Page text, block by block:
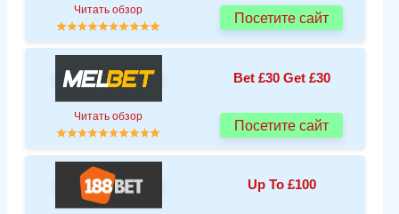
Читать обзор
Посетите сайт
Bet £30 Get £30
Читать обзор
Посетите сайт
Up To £100